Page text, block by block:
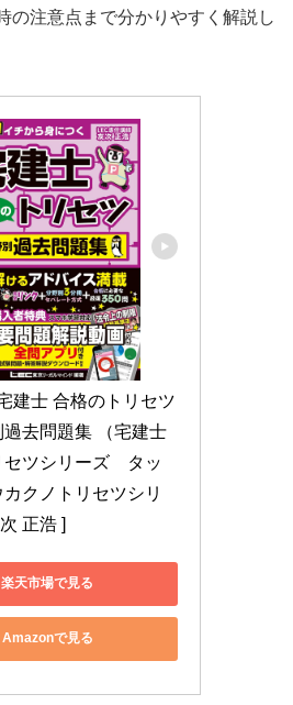
の注意点まで分かりやすく解説し
建士 合格のトリセツ
過去問題集 （宅建士
ツシリーズ　タッ
クノトリセツシリ
正浩 ]
楽天市場で見る
Amazonで見る